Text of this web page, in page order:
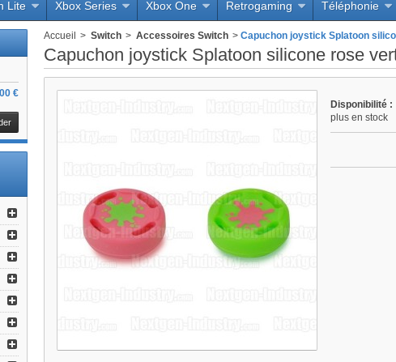
Nous utilisons des cookies et d'autres technologies de
pour améliorer votre expérience de navigation sur
site, pour vous montrer un contenu personnalisé et
publicités ciblées, pour analyser le trafic de notre site
pour comprendre la provenance de nos visiteurs.
Lite Xbox Series Xbox One Retrogaming Téléphonie
€
Accueil > Switch > Accessoires Switch > Capuchon joystick Splatoon
Capuchon joystick Splatoon silicone rose
Disponibilité :
plus en stock